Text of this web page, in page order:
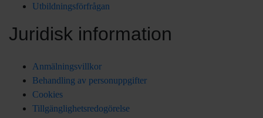
Utbildningsförfrågan
Juridisk information
Anmälningsvillkor
Behandling av personuppgifter
Cookies
Tillgänglighetsredogörelse